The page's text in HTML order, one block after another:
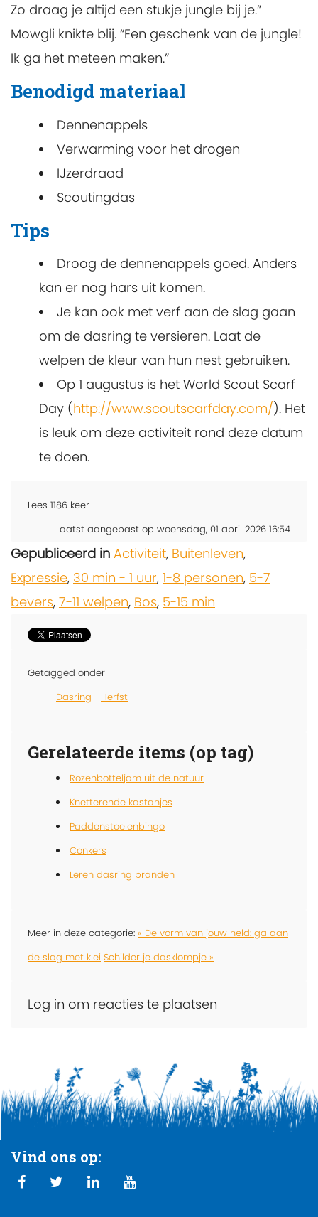
Zo draag je altijd een stukje jungle bij je.”
Mowgli knikte blij. “Een geschenk van de jungle!
Ik ga het meteen maken.”
Benodigd materiaal
Dennenappels
Verwarming voor het drogen
IJzerdraad
Scoutingdas
Tips
Droog de dennenappels goed. Anders
kan er nog hars uit komen.
Je kan ook met verf aan de slag gaan
om de dasring te versieren. Laat de
welpen de kleur van hun nest gebruiken.
Op 1 augustus is het World Scout Scarf
Day (http://www.scoutscarfday.com/). Het
is leuk om deze activiteit rond deze datum
te doen.
Lees 1186 keer
Laatst aangepast op woensdag, 01 april 2026 16:54
Gepubliceerd in Activiteit, Buitenleven,
Expressie, 30 min - 1 uur, 1-8 personen, 5-7
bevers, 7-11 welpen, Bos, 5-15 min
Getagged onder
Dasring
Herfst
Gerelateerde items (op tag)
Rozenbotteljam uit de natuur
Knetterende kastanjes
Paddenstoelenbingo
Conkers
Leren dasring branden
Meer in deze categorie: « De vorm van jouw held: ga aan
de slag met klei Schilder je dasklompje »
Log in om reacties te plaatsen
Vind ons op: